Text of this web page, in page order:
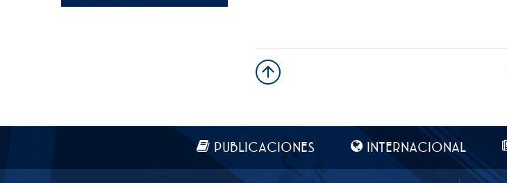
PUBLICACIONES INTERNACIONAL